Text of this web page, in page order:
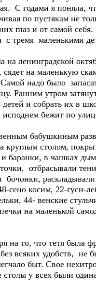
С годами я поняла,
по пустякам не
глаз и от самой
с тремя маленькими
на ленинградской
сядет на маленькую
Самой надо было
Ранним утром
детей и собрать их в
исподнем бежит по
бабушкиным
круглым столом,
баранки, в чашках
отбрасывали
бочонки,
сено косим, 22-гуси-
44- венские
на маленькой
на то, что тетя была
всяких удобств,
быт. Свое
столы у всех были